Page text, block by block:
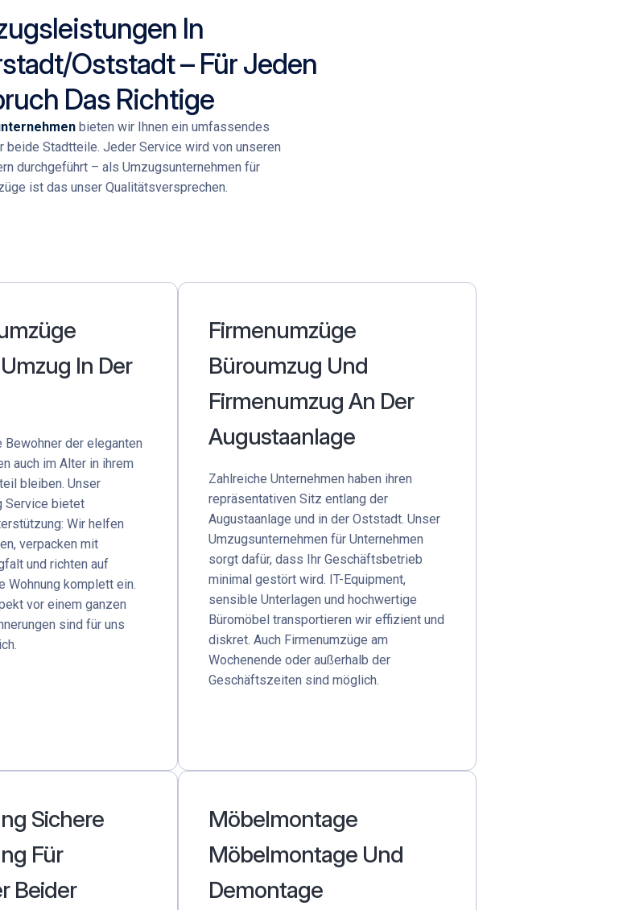
In
Oststadt – Für Jeden
Das Richtige
bieten wir Ihnen ein umfassendes
beide Stadtteile. Jeder Service wird von unseren
durchgeführt – als Umzugsunternehmen für
ist das unser Qualitätsversprechen.
In Der
Bewohner der eleganten
auch im Alter in ihrem
bleiben. Unser
Service bietet
Wir helfen
verpacken mit
und richten auf
Wohnung komplett ein.
vor einem ganzen
sind für uns
Firmenumzüge
Büroumzug Und
Firmenumzug An Der
Augustaanlage
Zahlreiche Unternehmen haben ihren
repräsentativen Sitz entlang der
Augustaanlage und in der Oststadt. Unser
Umzugsunternehmen für Unternehmen
sorgt dafür, dass Ihr Geschäftsbetrieb
minimal gestört wird. IT-Equipment,
sensible Unterlagen und hochwertige
Büromöbel transportieren wir effizient und
diskret. Auch Firmenumzüge am
Wochenende oder außerhalb der
Geschäftszeiten sind möglich.
Sichere
Für
Beider
Möbelmontage
Möbelmontage Und
Demontage